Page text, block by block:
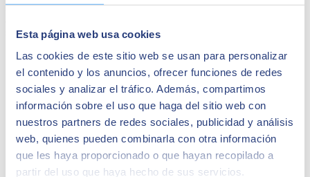
Esta página web usa cookies
Las cookies de este sitio web se usan para personalizar
el contenido y los anuncios, ofrecer funciones de redes
sociales y analizar el tráfico. Además, compartimos
información sobre el uso que haga del sitio web con
nuestros partners de redes sociales, publicidad y análisis
web, quienes pueden combinarla con otra información
que les haya proporcionado o que hayan recopilado a
partir del uso que haya hecho de sus servicios.
Bien que les applications ne soient pas aussi vulnérables aux
suivre un guide de bonnes pratiques pour que le code soit sécurisé :
L'application doit être signée et fournie avec un certificat
valide, ainsi que publiée en mode release.
L'application
capture et gère correctement les éventuelles
exceptions.
Lesfonctionnalités de sécurité gratuitesdes outils, telles
que la minification du byte-code, la protection de la pile, le
support PIE et le comptage automatique des références, sont
activées.
Utiliser des outils permettant d'analyser le code source
pour détecter d'éventuelles vulnérabilitéscomme par